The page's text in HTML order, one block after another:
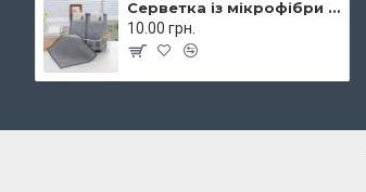
Серветка із мікрофібри двостороння з металевою ниткою 25х25 см Colorful арт. 7309
10.00 грн.